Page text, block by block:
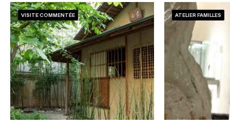
VISITE COMMENTÉE ATELIER FAMILLES